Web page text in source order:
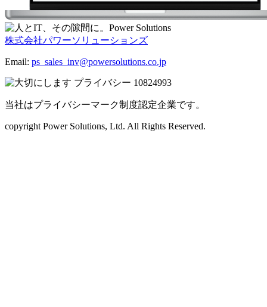
株式会社パワーソリューションズ
Email: ps_sales_inv@powersolutions.co.jp
当社はプライバシーマーク制度認定企業です。
copyright Power Solutions, Ltd. All Rights Reserved.